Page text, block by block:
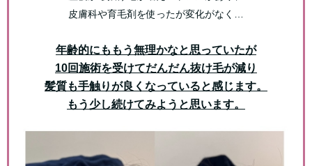
皮膚科や育毛剤を使ったが変化がなく…
年齢的にももう無理かなと思っていたが
10回施術を受けてだんだん抜け毛が減り
髪質も手触りが良くなっていると感じます。
もう少し続けてみようと思います。